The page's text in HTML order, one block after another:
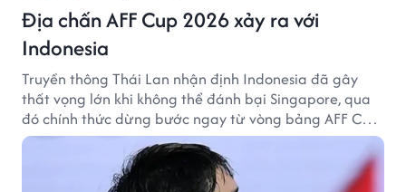
Địa chấn AFF Cup 2026 xảy ra với
Indonesia
Truyền thông Thái Lan nhận định Indonesia đã gây
thất vọng lớn khi không thể đánh bại Singapore, qua
đó chính thức dừng bước ngay từ vòng bảng AFF Cup
2026.